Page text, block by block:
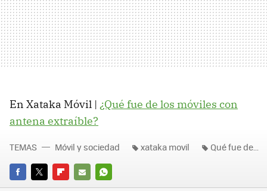
En Xataka Móvil | ¿Qué fue de los móviles con
antena extraíble?
FACEBOOK
TWITTERFLIPBOARD
E-
WHATSAPP
TEMAS Móvil y sociedad xataka movil Qué fue de...